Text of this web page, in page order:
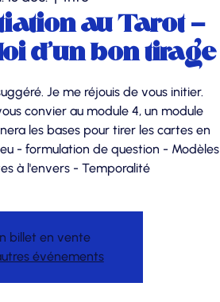
au Tarot -
d'un bon tirage
Je me réjouis de vous initier.
convier au module 4, un module
les bases pour tirer les cartes en
- formulation de question - Modèles
à l'envers - Temporalité
billet en vente
événements